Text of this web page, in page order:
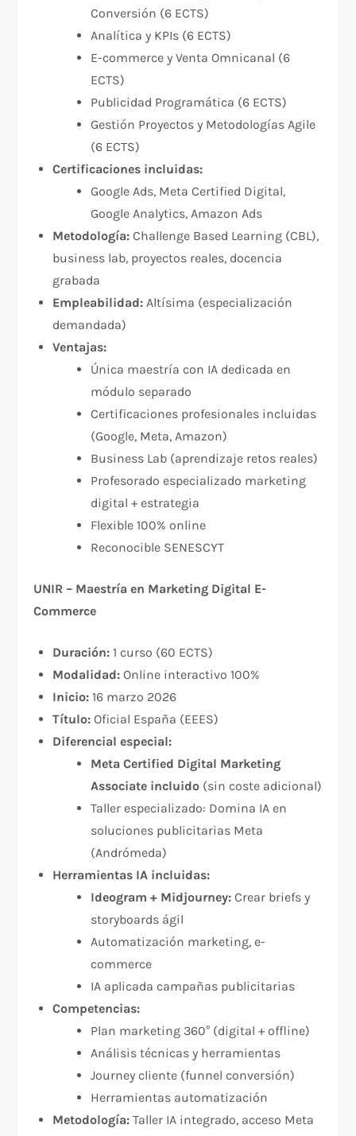
Conversión (6 ECTS)
Analítica y KPIs (6 ECTS)
E-commerce y Venta Omnicanal (6
ECTS)
Publicidad Programática (6 ECTS)
Gestión Proyectos y Metodologías Agile
(6 ECTS)
Certificaciones incluidas:
Google Ads, Meta Certified Digital,
Google Analytics, Amazon Ads
Metodología: Challenge Based Learning (CBL),
business lab, proyectos reales, docencia
grabada
Empleabilidad: Altísima (especialización
demandada)
Ventajas:
Única maestría con IA dedicada en
módulo separado
Certificaciones profesionales incluidas
(Google, Meta, Amazon)
Business Lab (aprendizaje retos reales)
Profesorado especializado marketing
digital + estrategia
Flexible 100% online
Reconocible SENESCYT
UNIR – Maestría en Marketing Digital E-
Commerce
Duración: 1 curso (60 ECTS)
Modalidad: Online interactivo 100%
Inicio: 16 marzo 2026
Título: Oficial España (EEES)
Diferencial especial:
Meta Certified Digital Marketing
Associate incluido (sin coste adicional)
Taller especializado: Domina IA en
soluciones publicitarias Meta
(Andrómeda)
Herramientas IA incluidas:
Ideogram + Midjourney: Crear briefs y
storyboards ágil
Automatización marketing, e-
commerce
IA aplicada campañas publicitarias
Competencias:
Plan marketing 360° (digital + offline)
Análisis técnicas y herramientas
Journey cliente (funnel conversión)
Herramientas automatización
Metodología: Taller IA integrado, acceso Meta